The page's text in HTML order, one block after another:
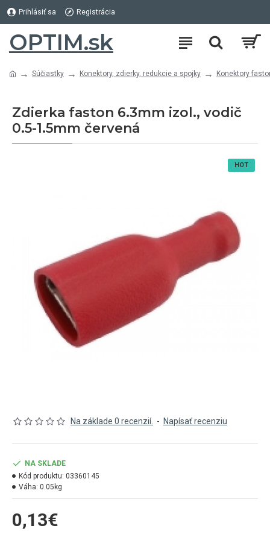
Prihlásiť sa Registrácia
OPTIM.sk
Súčiastky Konektory, zdierky, redukcie a spojky Konektory
Zdierka faston 6.3mm izol., vodič
0.5-1.5mm červená
HOT
Na základe 0 recenzií. - Napísať recenziu
0,13€
NA SKLADE
Kód produktu: 03360145
Váha: 0.05kg